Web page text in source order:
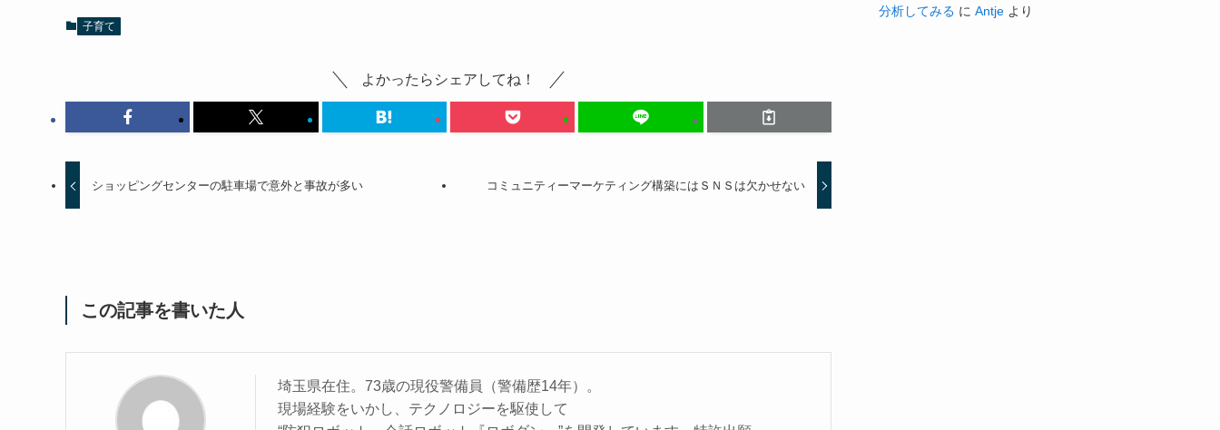
子育て
よかったらシェアしてね！
ショッピングセンターの駐車場で意外と事故が多い コミュニティーマーケティング構築にはＳＮＳは欠かせない
この記事を書いた人
埼玉県在住。73歳の現役警備員（警備歴14年）。
現場経験をいかし、テクノロジーを駆使して
分析してみる に Antje より